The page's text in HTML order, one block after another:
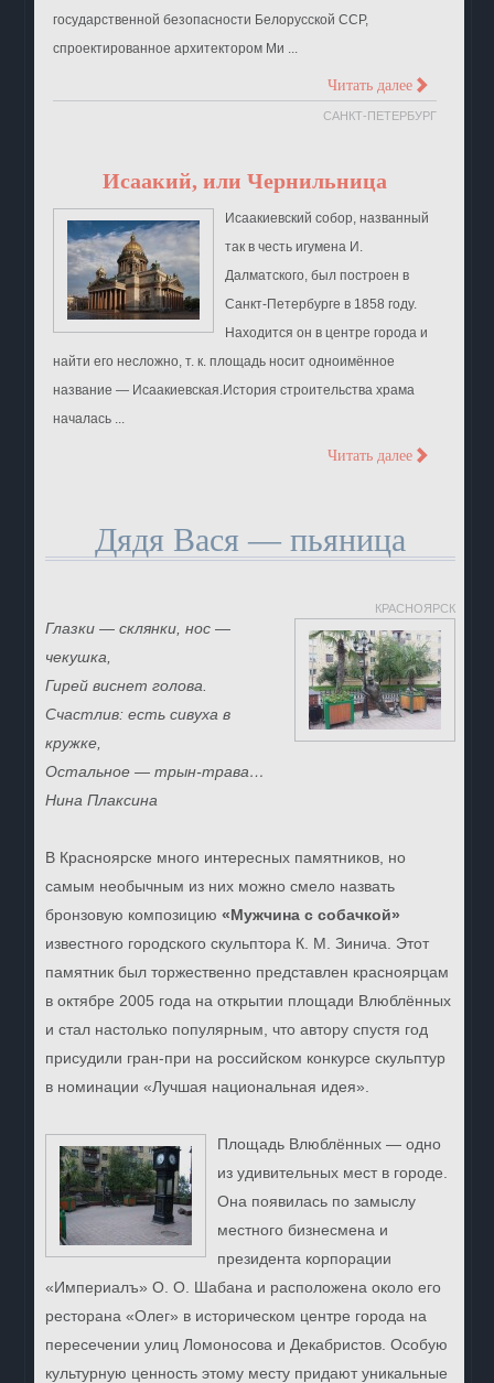
государственной безопасности Белорусской ССР,
спроектированное архитектором Ми ...
Читать далее >
САНКТ-ПЕТЕРБУРГ
Исаакий, или Чернильница
Исаакиевский собор, названный
так в честь игумена И.
Далматского, был построен в
Санкт-Петербурге в 1858 году.
Находится он в центре города и
найти его несложно, т. к. площадь носит одноимённое
название — Исаакиевская.История строительства храма
началась ...
Читать далее >
Дядя Вася — пьяница
КРАСНОЯРСК
Глазки — склянки, нос —
чекушка,
Гирей виснет голова.
Счастлив: есть сивуха в
кружке,
Остальное — трын-трава…
Нина Плаксина
В Красноярске много интересных памятников, но
самым необычным из них можно смело назвать
бронзовую композицию«Мужчина с собачкой»
известного городского скульптора К. М. Зинича. Этот
памятник был торжественно представлен красноярцам
в октябре 2005 года на открытии площади Влюблённых
и стал настолько популярным,что автору спустя год
присудили гран-при на российском конкурсе скульптур
в номинации «Лучшая национальная идея».
Площадь Влюблённых — одно
из удивительных мест в городе.
Она появилась по замыслу
местного бизнесмена и
президента корпорации
«Империалъ» О. О. Шабана и расположена около его
ресторана «Олег» в историческом центре города на
пересечении улиц Ломоносова и Декабристов. Особую
культурную ценность этому месту придают уникальные